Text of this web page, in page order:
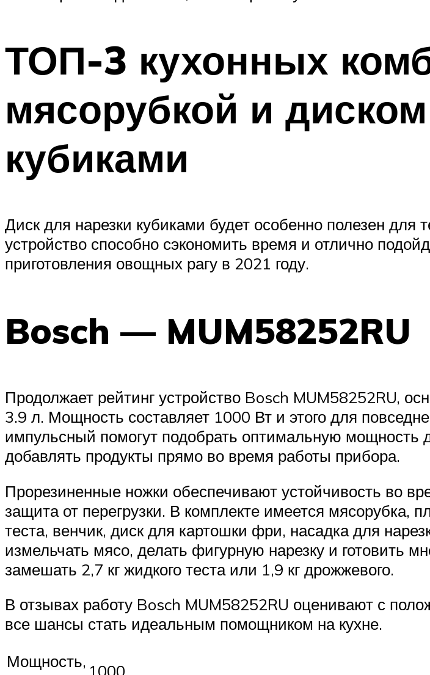
ТОП-3 кухонных
мясорубкой и
кубиками
Диск для нарезки кубиками будет особенно полезен для
устройство способно сэкономить время и отлично
приготовления овощных рагу в 2021 году.
Bosch — MUM58252RU
Продолжает рейтинг устройство Bosch MUM58252RU,
3.9 л. Мощность составляет 1000 Вт и этого для
импульсный помогут подобрать оптимальную
добавлять продукты прямо во время работы прибора.
Прорезиненные ножки обеспечивают устойчивость во
защита от перегрузки. В комплекте имеется мясорубка,
теста, венчик, диск для картошки фри, насадка для
измельчать мясо, делать фигурную нарезку и готовить
замешать 2,7 кг жидкого теста или 1,9 кг дрожжевого.
В отзывах работу Bosch MUM58252RU оценивают с
все шансы стать идеальным помощником на кухне.
Мощность, 1000